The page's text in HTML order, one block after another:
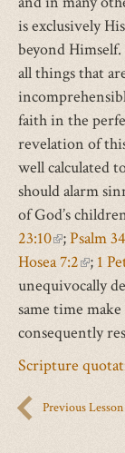
is exclusively
beyond
all things that
faith in the
revelation of
well calculated
should alarm
of God’s
23:10(link
is
external)
;Psalm
Hosea 7:2(link
is
; 1
unequivocally
same time
consequently
Scripture
Previous Lesson